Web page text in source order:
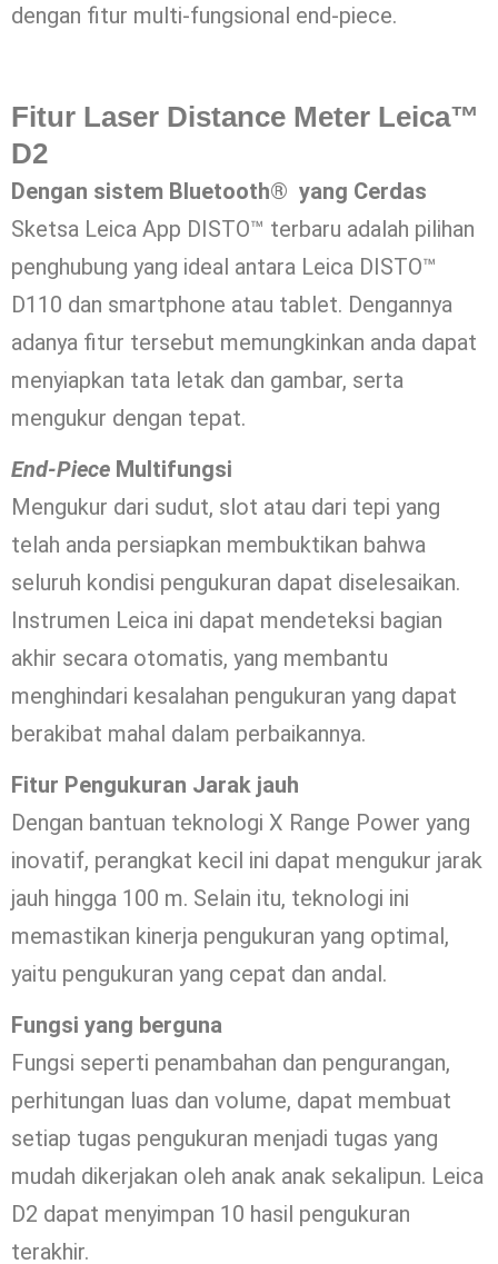
dengan fitur multi-fungsional end-piece.
Fitur Laser Distance Meter Leica™
D2
Dengan sistem Bluetooth® yang Cerdas
Sketsa Leica App DISTO™ terbaru adalah pilihan
penghubung yang ideal antara Leica DISTO™
D110 dan smartphone atau tablet. Dengannya
adanya fitur tersebut memungkinkan anda dapat
menyiapkan tata letak dan gambar, serta
mengukur dengan tepat.
End-Piece Multifungsi
Mengukur dari sudut, slot atau dari tepi yang
telah anda persiapkan membuktikan bahwa
seluruh kondisi pengukuran dapat diselesaikan.
Instrumen Leica ini dapat mendeteksi bagian
akhir secara otomatis, yang membantu
menghindari kesalahan pengukuran yang dapat
berakibat mahal dalam perbaikannya.
Fitur Pengukuran Jarak jauh
Dengan bantuan teknologi X Range Power yang
inovatif, perangkat kecil ini dapat mengukur jarak
jauh hingga 100 m. Selain itu, teknologi ini
memastikan kinerja pengukuran yang optimal,
yaitu pengukuran yang cepat dan andal.
Fungsi yang berguna
Fungsi seperti penambahan dan pengurangan,
perhitungan luas dan volume, dapat membuat
setiap tugas pengukuran menjadi tugas yang
mudah dikerjakan oleh anak anak sekalipun. Leica
D2 dapat menyimpan 10 hasil pengukuran
terakhir.